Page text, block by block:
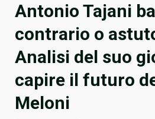
Antonio Tajani
contrario o
Analisi del suo
capire il futuro
Meloni